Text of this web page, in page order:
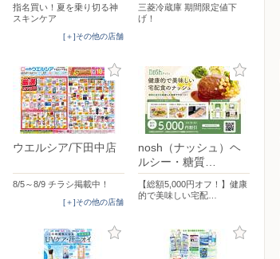
指名買い！夏を乗り切る神
スキンケア
[＋]その他の店舗
三菱冷蔵庫 期間限定値下
げ！
ウエルシア/下田中店
8/5～8/9 チラシ掲載中！
[＋]その他の店舗
nosh（ナッシュ）ヘ
ルシー・糖質…
【総額5,000円オフ！】健康
的で美味しい宅配…